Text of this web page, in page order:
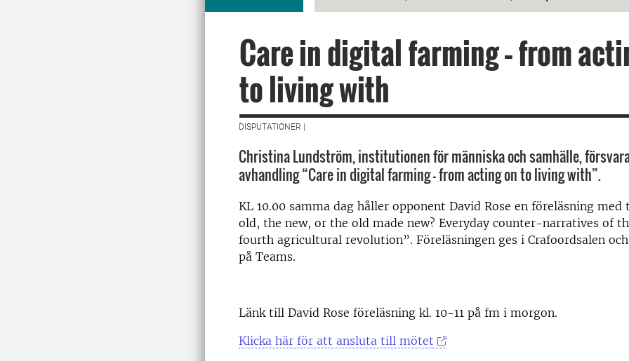
Care in digital farming – from
to living with
DISPUTATIONER |
Christina Lundström, institutionen för människa och samhälle,
avhandling “Care in digital farming – from acting on to living with”.
KL 10.00 samma dag håller opponent David Rose en föreläsning
old, the new, or the old made new? Everyday counter-narratives of
fourth agricultural revolution”. Föreläsningen ges i Crafoordsalen
på Teams.
Länk till David Rose föreläsning kl. 10-11 på fm i morgon.
Klicka här för att ansluta till mötet